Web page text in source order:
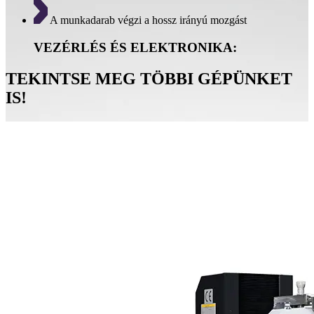
A munkadarab végzi a hossz irányú mozgást
VEZÉRLÉS ÉS ELEKTRONIKA:
TEKINTSE MEG TÖBBI GÉPÜNKET
IS!